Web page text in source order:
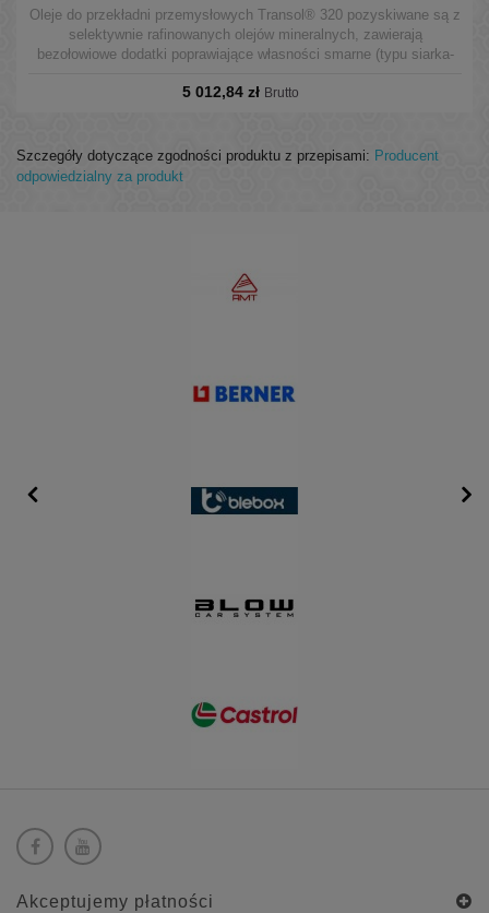
Oleje do przekładni przemysłowych Transol® 320 pozyskiwane są z
selektywnie rafinowanych olejów mineralnych, zawierają
bezołowiowe dodatki poprawiające własności smarne (typu siarka-
podwyższającym odporność na utlenianie, przeciwpiennym,
5 012,84 zł Brutto
Szczegóły dotyczące zgodności produktu z przepisami: Producent
odpowiedzialny za produkt
Akceptujemy płatności